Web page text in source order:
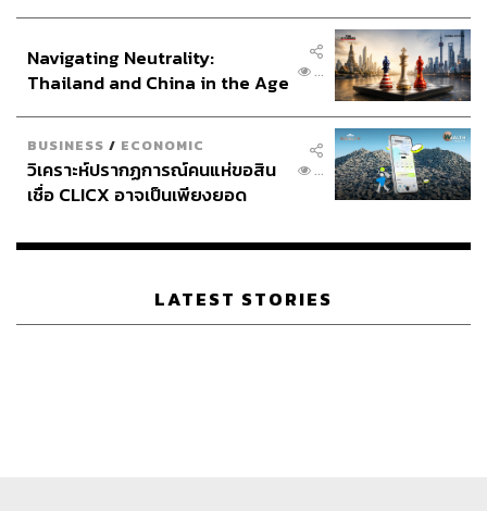
ที่ผ่านมานโยบายการอนุรักษ์และพัฒนาเมืองเก่าใน
ประเทศไทยยังขาดแผนแม่บทการอนุรักษ์และพัฒนาเมืองเก่า
อีก 12 เมือง รวมถึงเมืองเก่ากาญจนบุรีด้วย ซึ่งแนวทางการ
อนุรักษ์สำหรับเมืองเก่ากาญจนบุรียังมิได้รวมถึงย่านสถานที่
ใกล้เมืองที่เกี่ยวพันกับเรื่องราวประวัติศาสตร์สมัย
สงครามโลกครั้งที่ 2 แม้สถานที่เหล่านั้นจะมีเรื่องราวเชื่อม
โยงกับประวัติศาสตร์ของเมืองเก่าก็ตาม แล้วอย่างนี้นัก
อะไรในกาญจนบุรี? เมืองนี้มีประวัติศาสตร์อย่างไรและน่า
ในประวัติศาสตร์ เมืองกาญจนบุรีมีความสัมพันธ์แนบแน่นกับ
Navigating Neutrality:
Thailand and China in the Age
...
BUSINESS / ECONOMIC
วิเคราะห์ปรากฏการณ์คนแห่ขอสิน
เชื่อ CLICX อาจเป็นเพียงยอด
เรือนไทยที่ถูกซุกไว้
...
LATEST STORIES